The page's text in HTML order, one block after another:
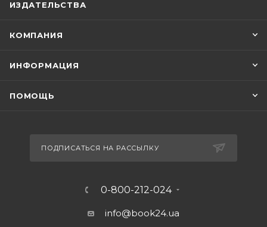
ИЗДАТЕЛЬСТВА
КОМПАНИЯ
ИНФОРМАЦИЯ
ПОМОЩЬ
ПОДПИСАТЬСЯ НА РАССЫЛКУ
0-800-212-024
info@book24.ua